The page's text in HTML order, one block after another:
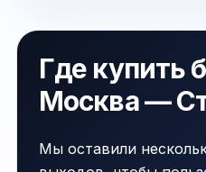
Где купить
Москва —
Мы оставили